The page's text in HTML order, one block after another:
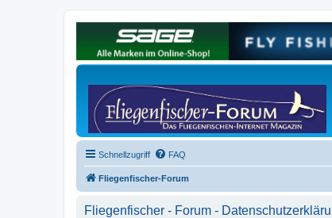
Schnellzugriff FAQ
Fliegenfischer-Forum
Fliegenfischer - Forum -